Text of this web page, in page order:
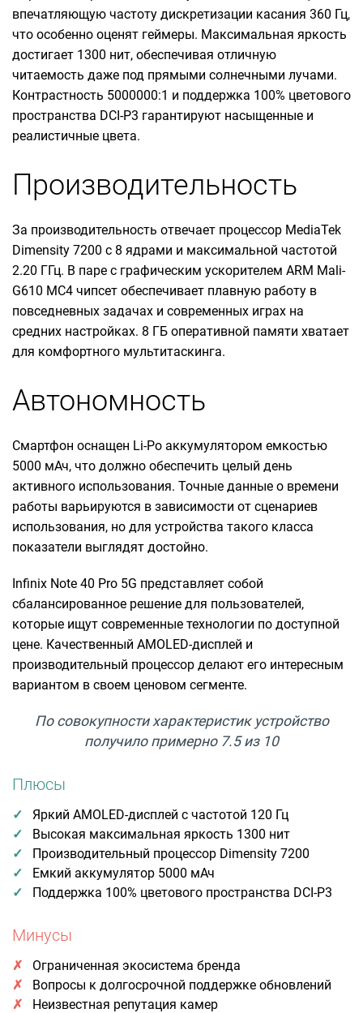
впечатляющую частоту дискретизации касания 360 Гц,
что особенно оценят геймеры. Максимальная яркость
достигает 1300 нит, обеспечивая отличную
читаемость даже под прямыми солнечными лучами.
Контрастность 5000000:1 и поддержка 100% цветового
пространства DCI-P3 гарантируют насыщенные и
реалистичные цвета.
Производительность
За производительность отвечает процессор MediaTek
Dimensity 7200 с 8 ядрами и максимальной частотой
2.20 ГГц. В паре с графическим ускорителем ARM Mali-
G610 MC4 чипсет обеспечивает плавную работу в
повседневных задачах и современных играх на
средних настройках. 8 ГБ оперативной памяти хватает
для комфортного мультитаскинга.
Автономность
Смартфон оснащен Li-Po аккумулятором емкостью
5000 мАч, что должно обеспечить целый день
активного использования. Точные данные о времени
работы варьируются в зависимости от сценариев
использования, но для устройства такого класса
показатели выглядят достойно.
Infinix Note 40 Pro 5G представляет собой
сбалансированное решение для пользователей,
которые ищут современные технологии по доступной
цене. Качественный AMOLED-дисплей и
производительный процессор делают его интересным
вариантом в своем ценовом сегменте.
По совокупности характеристик устройство
получило примерно 7.5 из 10
Плюсы
Яркий AMOLED-дисплей с частотой 120 Гц
Высокая максимальная яркость 1300 нит
Производительный процессор Dimensity 7200
Емкий аккумулятор 5000 мАч
Поддержка 100% цветового пространства DCI-P3
Минусы
Ограниченная экосистема бренда
Вопросы к долгосрочной поддержке обновлений
Неизвестная репутация камер